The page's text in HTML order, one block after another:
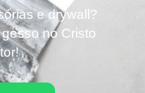
e drywall?
no Cristo